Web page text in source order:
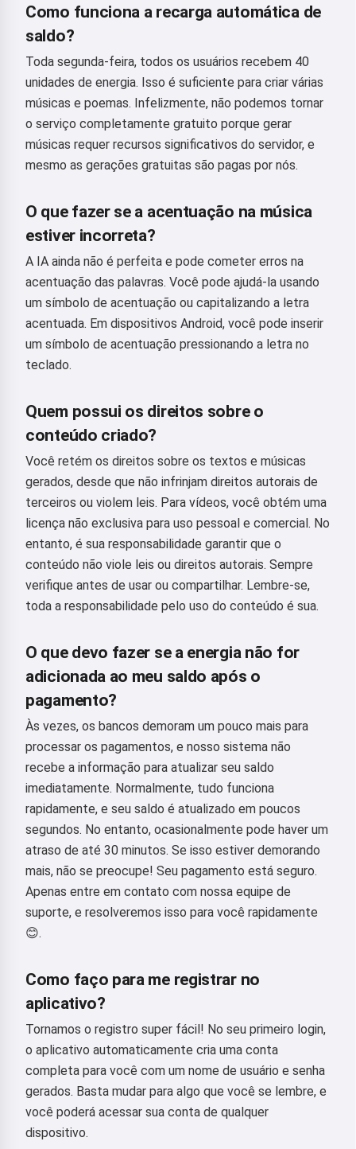
Como funciona a recarga automática de
saldo?
Toda segunda-feira, todos os usuários recebem 40
unidades de energia. Isso é suficiente para criar várias
músicas e poemas. Infelizmente, não podemos tornar
o serviço completamente gratuito porque gerar
músicas requer recursos significativos do servidor, e
mesmo as gerações gratuitas são pagas por nós.
O que fazer se a acentuação na música
estiver incorreta?
A IA ainda não é perfeita e pode cometer erros na
acentuação das palavras. Você pode ajudá-la usando
um símbolo de acentuação ou capitalizando a letra
acentuada. Em dispositivos Android, você pode inserir
um símbolo de acentuação pressionando a letra no
teclado.
Quem possui os direitos sobre o
conteúdo criado?
Você retém os direitos sobre os textos e músicas
gerados, desde que não infrinjam direitos autorais de
terceiros ou violem leis. Para vídeos, você obtém uma
licença não exclusiva para uso pessoal e comercial. No
entanto, é sua responsabilidade garantir que o
conteúdo não viole leis ou direitos autorais. Sempre
verifique antes de usar ou compartilhar. Lembre-se,
toda a responsabilidade pelo uso do conteúdo é sua.
O que devo fazer se a energia não for
adicionada ao meu saldo após o
pagamento?
Às vezes, os bancos demoram um pouco mais para
processar os pagamentos, e nosso sistema não
recebe a informação para atualizar seu saldo
imediatamente. Normalmente, tudo funciona
rapidamente, e seu saldo é atualizado em poucos
segundos. No entanto, ocasionalmente pode haver um
atraso de até 30 minutos. Se isso estiver demorando
mais, não se preocupe! Seu pagamento está seguro.
Apenas entre em contato com nossa equipe de
suporte, e resolveremos isso para você rapidamente
😊.
Como faço para me registrar no
aplicativo?
Tornamos o registro super fácil! No seu primeiro login,
o aplicativo automaticamente cria uma conta
completa para você com um nome de usuário e senha
gerados. Basta mudar para algo que você se lembre, e
você poderá acessar sua conta de qualquer
dispositivo.
Oi 👋
Eu posso criar músicas, escrever
poemas e mensagens de parabéns
🥰
Política de Privacidade,
Política de reembolso